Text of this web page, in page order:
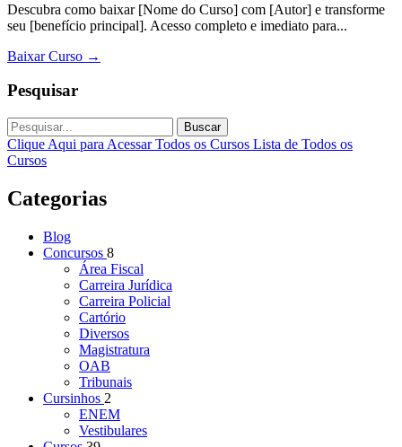
Descubra como baixar [Nome do Curso] com [Autor] e transforme
seu [benefício principal]. Acesso completo e imediato para...
Baixar Curso →
Pesquisar
Buscar
Clique Aqui para Acessar Todos os Cursos Lista de Todos os
Cursos
Categorias
Blog
Concursos 8
Área Fiscal
Carreira Jurídica
Carreira Policial
Cartório
Diversos
Magistratura
OAB
Tribunais
Cursinhos 2
ENEM
Vestibulares